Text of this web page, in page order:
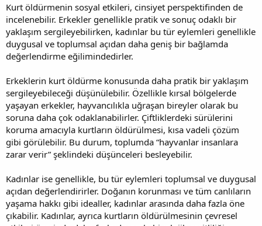
Kurt öldürmenin sosyal etkileri, cinsiyet perspektifinden de
incelenebilir. Erkekler genellikle pratik ve sonuç odaklı bir
yaklaşım sergileyebilirken, kadınlar bu tür eylemleri genellikle
duygusal ve toplumsal açıdan daha geniş bir bağlamda
değerlendirme eğilimindedirler.
Erkeklerin kurt öldürme konusunda daha pratik bir yaklaşım
sergileyebileceği düşünülebilir. Özellikle kırsal bölgelerde
yaşayan erkekler, hayvancılıkla uğraşan bireyler olarak bu
soruna daha çok odaklanabilirler. Çiftliklerdeki sürülerini
koruma amacıyla kurtların öldürülmesi, kısa vadeli çözüm
gibi görülebilir. Bu durum, toplumda “hayvanlar insanlara
zarar verir” şeklindeki düşünceleri besleyebilir.
Kadınlar ise genellikle, bu tür eylemleri toplumsal ve duygusal
açıdan değerlendirirler. Doğanın korunması ve tüm canlıların
yaşama hakkı gibi idealler, kadınlar arasında daha fazla öne
çıkabilir. Kadınlar, ayrıca kurtların öldürülmesinin çevresel